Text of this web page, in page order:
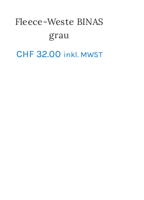
SCHNELL-EINKAUF
Fleece-Weste BINAS
grau
CHF32.00 inkl. MWST